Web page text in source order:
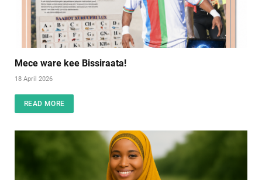
Mece ware kee Bissiraata!
18 April 2026
READ MORE